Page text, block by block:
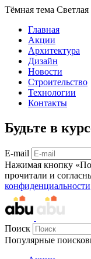
Тёмная тема Светлая
Главная
Акции
Архитектура
Дизайн
Новости
Строительство
Технологии
Контакты
Будьте в
E-mail
Нажимая кнопку
прочитали и
конфиденциальности
Поиск
Популярные